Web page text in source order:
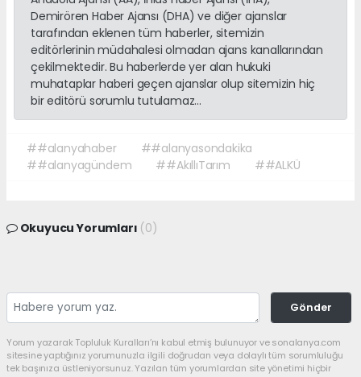
Demirören Haber Ajansı (DHA) ve diğer ajanslar
tarafından eklenen tüm haberler, sitemizin
editörlerinin müdahalesi olmadan ajans kanallarından
çekilmektedir. Bu haberlerde yer alan hukuki
muhataplar haberi geçen ajanslar olup sitemizin hiç
bir editörü sorumlu tutulamaz...
##alanyahaber
##alanyasondakika
##alanyagündem
##AkıllıTarım ##ALKÜ
Okuyucu Yorumları (0)
Gönder
Yorum yazarak Topluluk Kuralları’nı kabul etmiş bulunuyor ve sonalanya.com
sitesine yaptığınız yorumunuzla ilgili doğrudan veya dolaylı tüm sorumluluğu
tek başınıza üstleniyorsunuz. Yazılan tüm yorumlardan site yönetimi hiçbir